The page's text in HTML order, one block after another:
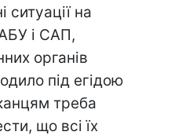
ситуації на
і САП,
органів
під егідою
треба
що всі їх